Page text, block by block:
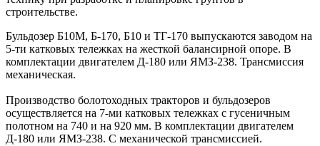
строительстве.
Бульдозер Б10М, Б-170, Б10 и ТГ-170 выпускаются заводом на
5-ти катковых тележках на жесткой балансирной опоре. В
комплектации двигателем Д-180 или ЯМЗ-238. Трансмиссия
механическая.
Производство болотоходных тракторов и бульдозеров
осуществляется на 7-ми катковых тележках с гусеничным
полотном на 740 и на 920 мм. В комплектации двигателем
Д-180 или ЯМЗ-238. С механической трансмиссией.